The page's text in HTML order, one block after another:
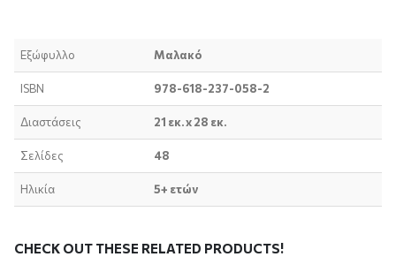
Εξώφυλλο Μαλακό
ISBN 978-618-237-058-2
Διαστάσεις 21 εκ. x 28 εκ.
Σελίδες 48
Ηλικία 5+ ετών
CHECK OUT THESE RELATED PRODUCTS!